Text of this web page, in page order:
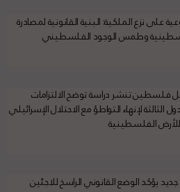
على نزع الملكية: البنية القانونية لمصادرة
وطمس الوجود الفلسطيني
فلسطين تنشر دراسة توضح الالتزامات
الثالثة لإنهاء التواطؤ مع الاحتلال الإسرائيلي
للأرض الفلسطينية
يؤكد الوضع القانوني الراسخ للاجئين